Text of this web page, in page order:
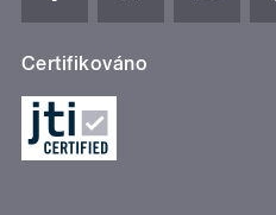
Certifikováno